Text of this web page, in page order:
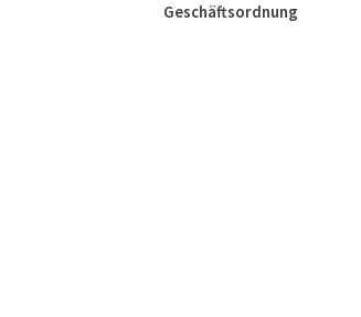
Geschäftsordnung